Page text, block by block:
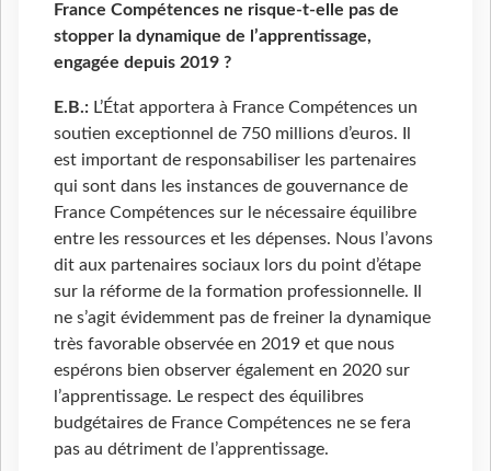
France Compétences ne risque-t-elle pas de
stopper la dynamique de l’apprentissage,
engagée depuis 2019 ?
E.B.: L’État apportera à France Compétences un
soutien exceptionnel de 750 millions d’euros. Il
est important de responsabiliser les partenaires
qui sont dans les instances de gouvernance de
France Compétences sur le nécessaire équilibre
entre les ressources et les dépenses. Nous l’avons
dit aux partenaires sociaux lors du point d’étape
sur la réforme de la formation professionnelle. Il
ne s’agit évidemment pas de freiner la dynamique
très favorable observée en 2019 et que nous
espérons bien observer également en 2020 sur
l’apprentissage. Le respect des équilibres
budgétaires de France Compétences ne se fera
pas au détriment de l’apprentissage.